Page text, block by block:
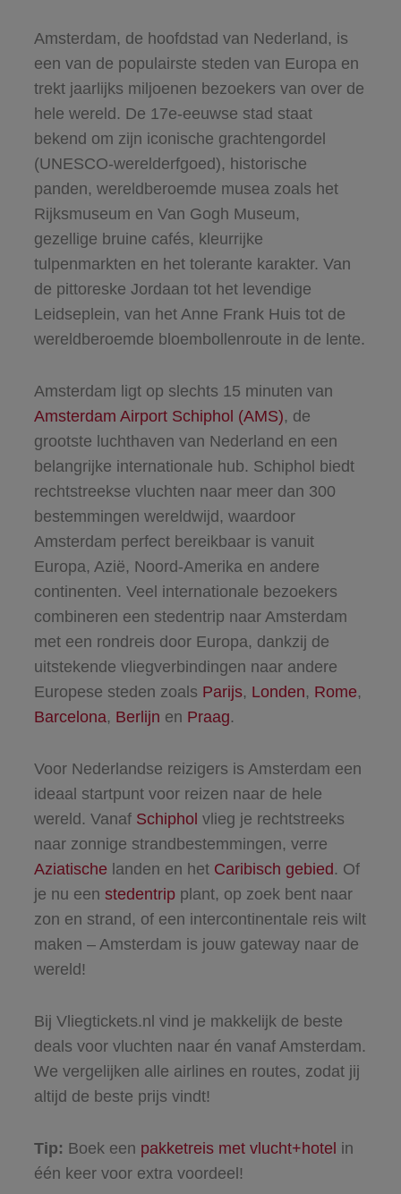
Amsterdam, de hoofdstad van Nederland, is
een van de populairste steden van Europa en
trekt jaarlijks miljoenen bezoekers van over de
hele wereld. De 17e-eeuwse stad staat
bekend om zijn iconische grachtengordel
(UNESCO-werelderfgoed), historische
panden, wereldberoemde musea zoals het
Rijksmuseum en Van Gogh Museum,
gezellige bruine cafés, kleurrijke
tulpenmarkten en het tolerante karakter. Van
de pittoreske Jordaan tot het levendige
Leidseplein, van het Anne Frank Huis tot de
wereldberoemde bloembollenroute in de lente.
Amsterdam ligt op slechts 15 minuten van
Amsterdam Airport Schiphol (AMS), de
grootste luchthaven van Nederland en een
belangrijke internationale hub. Schiphol biedt
rechtstreekse vluchten naar meer dan 300
bestemmingen wereldwijd, waardoor
Amsterdam perfect bereikbaar is vanuit
Europa, Azië, Noord-Amerika en andere
continenten. Veel internationale bezoekers
combineren een stedentrip naar Amsterdam
met een rondreis door Europa, dankzij de
uitstekende vliegverbindingen naar andere
Europese steden zoals Parijs, Londen, Rome,
Barcelona, Berlijn en Praag.
Voor Nederlandse reizigers is Amsterdam een
ideaal startpunt voor reizen naar de hele
wereld. Vanaf Schiphol vlieg je rechtstreeks
naar zonnige strandbestemmingen, verre
Aziatische landen en het Caribisch gebied. Of
je nu een stedentripplant, op zoek bent naar
zon en strand, of een intercontinentale reis wilt
maken – Amsterdam is jouw gateway naar de
wereld!
Bij Vliegtickets.nl vind je makkelijk de beste
deals voor vluchten naar én vanaf Amsterdam.
We vergelijken alle airlines en routes, zodat jij
altijd de beste prijs vindt!
Tip: Boek een pakketreis met vlucht+hotel in
één keer voor extra voordeel!